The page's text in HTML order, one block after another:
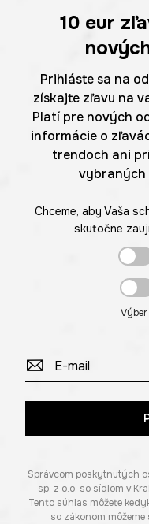
10 eur
Prihláste sa na
získajte zľavu na
Platí pre nových
informácie o
trendoch ani
vybraných
Chceme, aby Vaša
skutočne
Správcom poskytnutých
sp. z o.o. so sídlom v
Tento súhlas môžete
so zákonom